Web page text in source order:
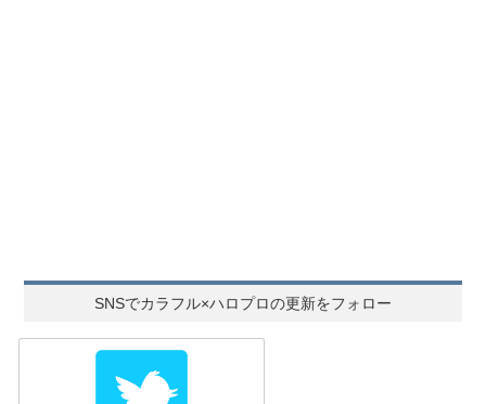
SNSでカラフル×ハロプロの更新をフォロー